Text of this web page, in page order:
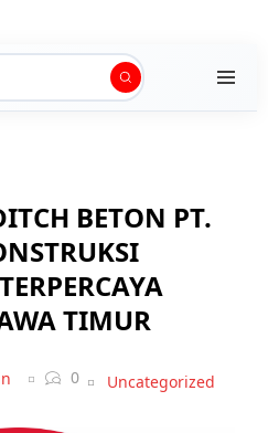
BETON PT.
TIMUR
0 Uncategorized